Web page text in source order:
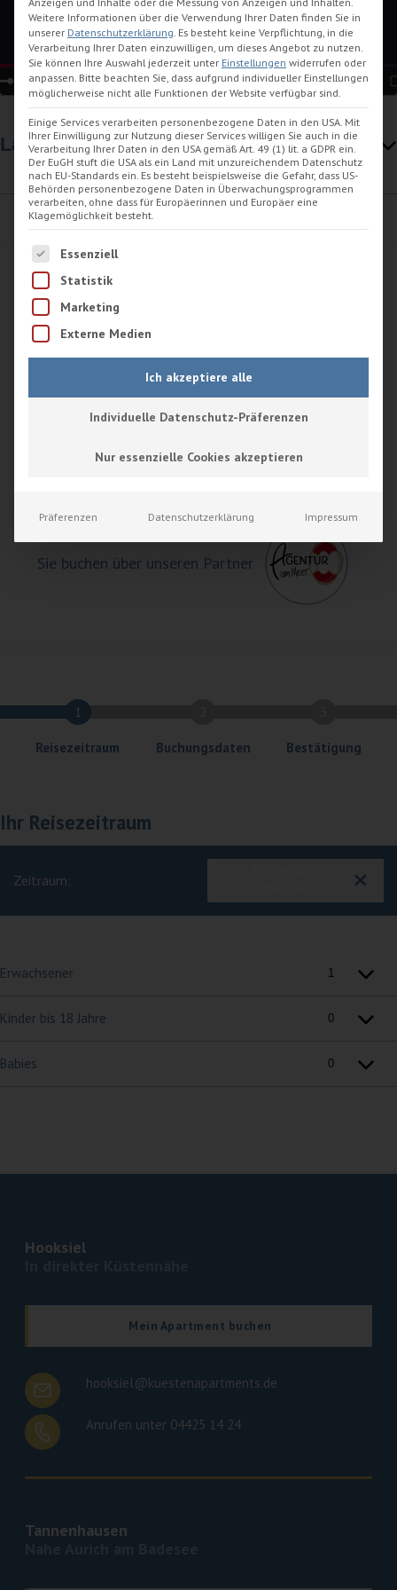
Inhalte entsperren
Lage
Kontaktdaten
+49 4425 1424
Schreiben Sie uns
Ab85,00 €buchen
Sie buchen über unseren Partner
Hooksiel
Mein Apartment buchen
hooksiel@kuestenapartments.de
Anrufen unter 04425 14 24
Tannenhausen
Weitere Informationen über die Verwendung Ihrer Daten finden Sie in
unserer Datenschutzerklärung Es besteht keine Verpflichtung, in die
Verarbeitung Ihrer Daten einzuwilligen, um dieses Angebot zu nutzen.
Sie können Ihre Auswahl jederzeit unter Einstellungen widerrufen oder
anpassen. Bitte beachten Sie, dass aufgrund individueller Einstellungen
möglicherweise nicht alle Funktionen der Website verfügbar sind.
Einige Services verarbeiten personenbezogene Daten in den USA. Mit
Ihrer Einwilligung zur Nutzung dieser Services willigen Sie auch in die
Verarbeitung Ihrer Daten in den USA gemäß Art. 49 (1) lit. a GDPR ein.
Der EuGH stuft die USA als ein Land mit unzureichendem Datenschutz
nach EU-Standards ein. Es besteht beispielsweise die Gefahr, dass US-
Behörden personenbezogene Daten in Überwachungsprogrammen
verarbeiten, ohne dass für Europäerinnen und Europäer eine
Klagemöglichkeit besteht.
Es folgt eine Liste der Service-Gruppen, für die eine
Essenziell
Statistik
Marketing
Externe Medien
Ich akzeptiere alle
Individuelle Datenschutz-Präferenzen
Nur essenzielle Cookies akzeptieren
Präferenzen Datenschutzerklärung Impressum